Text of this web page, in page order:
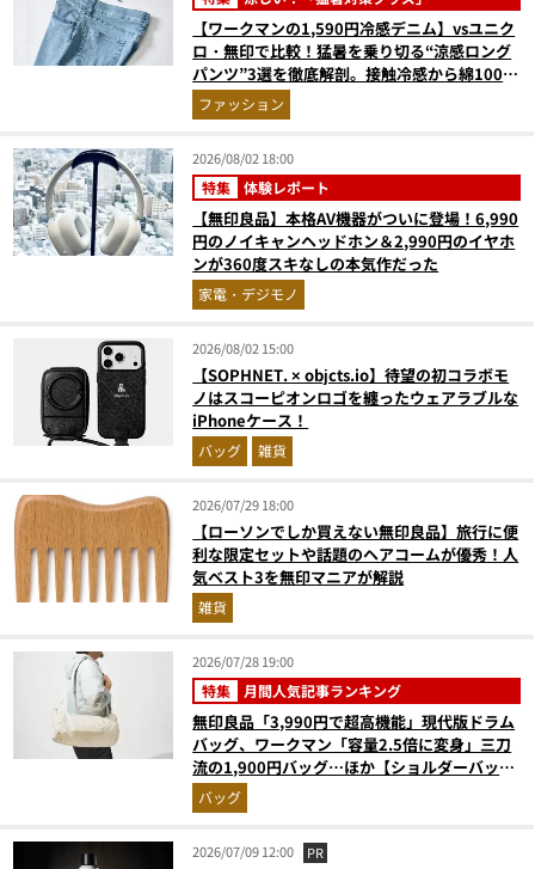
【ワークマンの1,590円冷感デニム】vsユニク
ロ・無印で比較！猛暑を乗り切る“涼感ロング
パンツ”3選を徹底解剖。接触冷感から綿100%
まで決定版
ファッション
2026/08/02 18:00
特集 体験レポート
【無印良品】本格AV機器がついに登場！6,990
円のノイキャンヘッドホン＆2,990円のイヤホ
ンが360度スキなしの本気作だった
家電・デジモノ
2026/08/02 15:00
【SOPHNET. × objcts.io】待望の初コラボモ
ノはスコーピオンロゴを纏ったウェアラブルな
iPhoneケース！
バッグ 雑貨
2026/07/29 18:00
【ローソンでしか買えない無印良品】旅行に便
利な限定セットや話題のヘアコームが優秀！人
気ベスト3を無印マニアが解説
雑貨
2026/07/28 19:00
特集 月間人気記事ランキング
無印良品「3,990円で超高機能」現代版ドラム
バッグ、ワークマン「容量2.5倍に変身」三刀
流の1,900円バッグ…ほか【ショルダーバッグ
の人気記事ランキングベスト3】（2026年6月
版）
バッグ
2026/07/09 12:00 PR